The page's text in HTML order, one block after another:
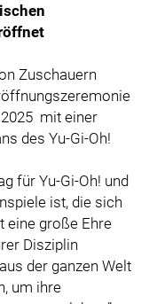
Zuschauern
mit einer
des Yu-Gi-Oh!
für Yu-Gi-Oh! und
ist, die sich
eine große Ehre
Disziplin
der ganzen Welt
um ihre